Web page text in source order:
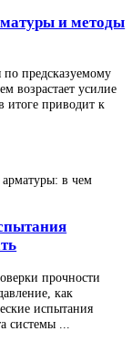
арматуры и
затем возрастает
что в итоге
испытания